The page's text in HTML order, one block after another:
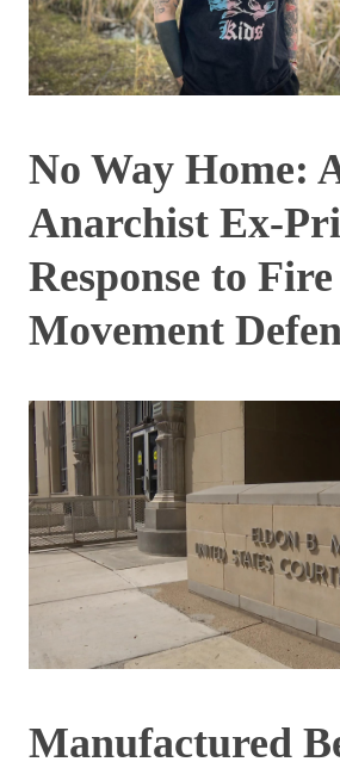
No Way Home:
Anarchist Ex-
Response to
Movement
Manufactured